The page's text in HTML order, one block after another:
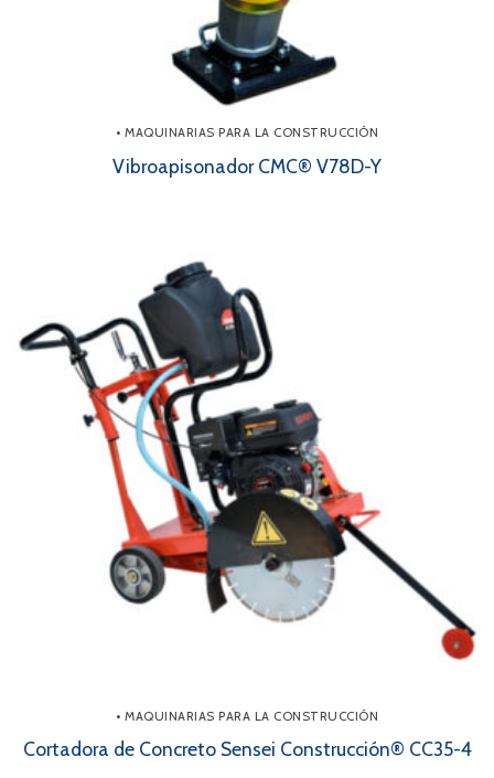
• MAQUINARIAS PARA LA CONSTRUCCIÓN
Vibroapisonador CMC® V78D-Y
• MAQUINARIAS PARA LA CONSTRUCCIÓN
Cortadora de Concreto Sensei Construcción® CC35-4